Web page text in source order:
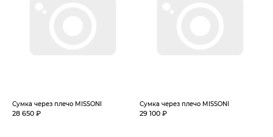
Сумка через плечо MISSONI
28 650 ₽
Сумка через плечо MISSONI
29 100 ₽